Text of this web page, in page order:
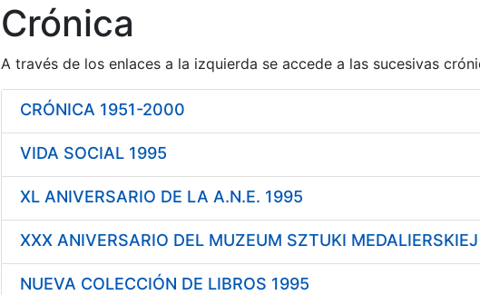
Mostrar/Ocultar
Mostrar/Ocultar
Crónica
A través de los enlaces a la izquierda se accede a las sucesivas
CRÓNICA 1951-2000
VIDA SOCIAL 1995
XL ANIVERSARIO DE LA A.N.E. 1995
XXX ANIVERSARIO DEL MUZEUM SZTUKI
NUEVA COLECCIÓN DE LIBROS 1995